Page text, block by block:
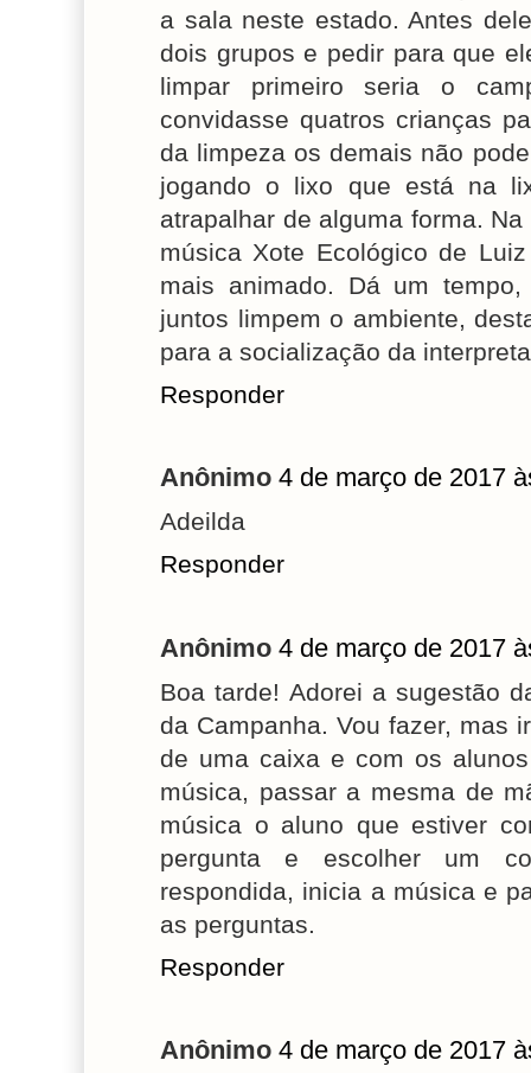
a sala neste estado. Antes
dois grupos e pedir para que
limpar primeiro seria o
convidasse quatros crianças
da limpeza os demais não
jogando o lixo que está na
atrapalhar de alguma forma.
música Xote Ecológico de
mais animado. Dá um
juntos limpem o ambiente,
para a socialização da
Responder
Anônimo 4 de março de 2017
Adeilda
Responder
Anônimo 4 de março de 2017
Boa tarde! Adorei a sugestão
da Campanha. Vou fazer, mas
de uma caixa e com os
música, passar a mesma de
música o aluno que estiver
pergunta e escolher um
respondida, inicia a música e
as perguntas.
Responder
Anônimo 4 de março de 2017